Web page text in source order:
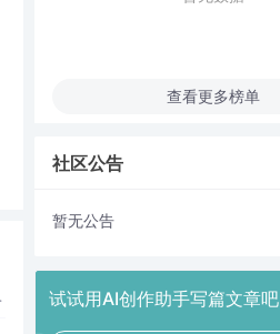
查看更多榜单
社区公告
暂无公告
试试用AI创作助手写篇文章吧